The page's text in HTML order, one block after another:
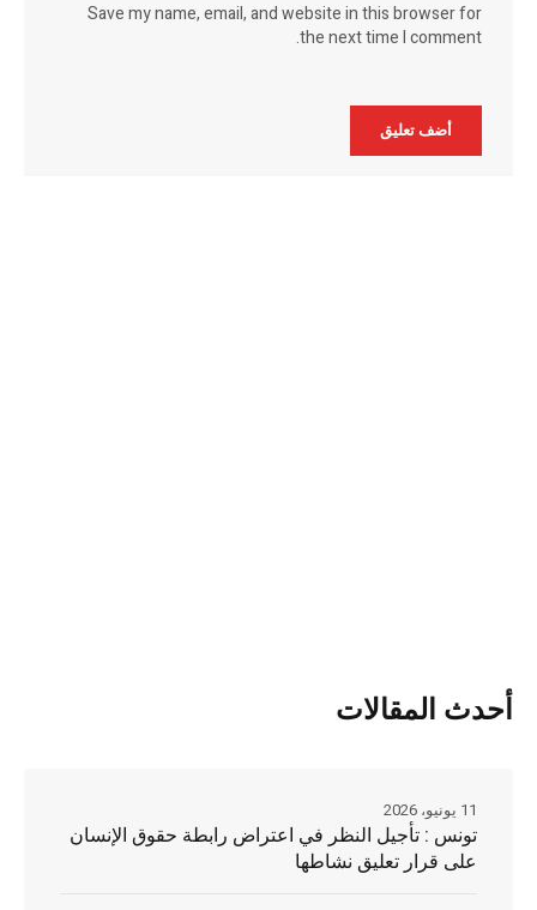
Save my name, email, and website in this browser for
the next time I comment.
أحدث المقالات
تونس : تأجيل النظر في اعتراض رابطة حقوق الإنسان
على قرار تعليق نشاطها
11 يونيو، 2026